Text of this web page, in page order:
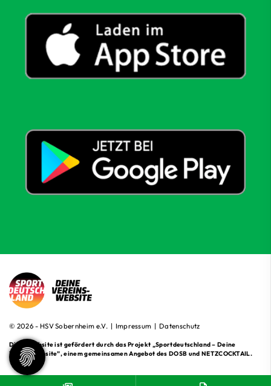
© 2026 - HSV Sobernheim e.V. | Impressum | Datenschutz
Diese Website ist gefördert durch das Projekt „Sportdeutschland – Deine
Vereinswebsite”, einem gemeinsamen Angebot des DOSB und NETZCOCKTAIL.